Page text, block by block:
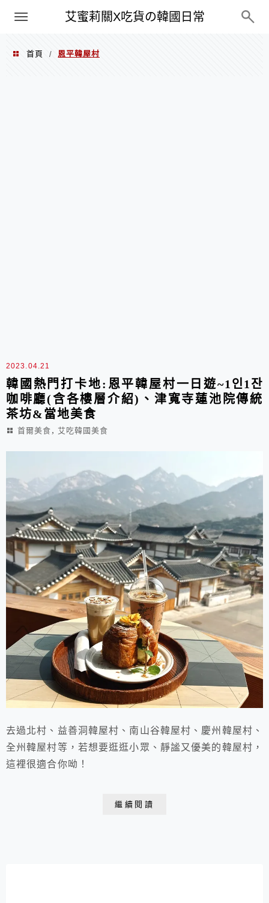
艾蜜莉關X吃貨の韓國日常
PXN
首頁 / 恩平韓屋村
2023.04.21
韓國熱門打卡地:恩平韓屋村一日遊~1인1잔
咖啡廳(含各樓層介紹)、津寬寺蓮池院傳統
茶坊&當地美食
首爾美食 , 艾吃韓國美食
去過北村、益善洞韓屋村、南山谷韓屋村、慶州韓屋村、
全州韓屋村等，若想要逛逛小眾、靜謐又優美的韓屋村，
這裡很適合你呦！
繼續閱讀